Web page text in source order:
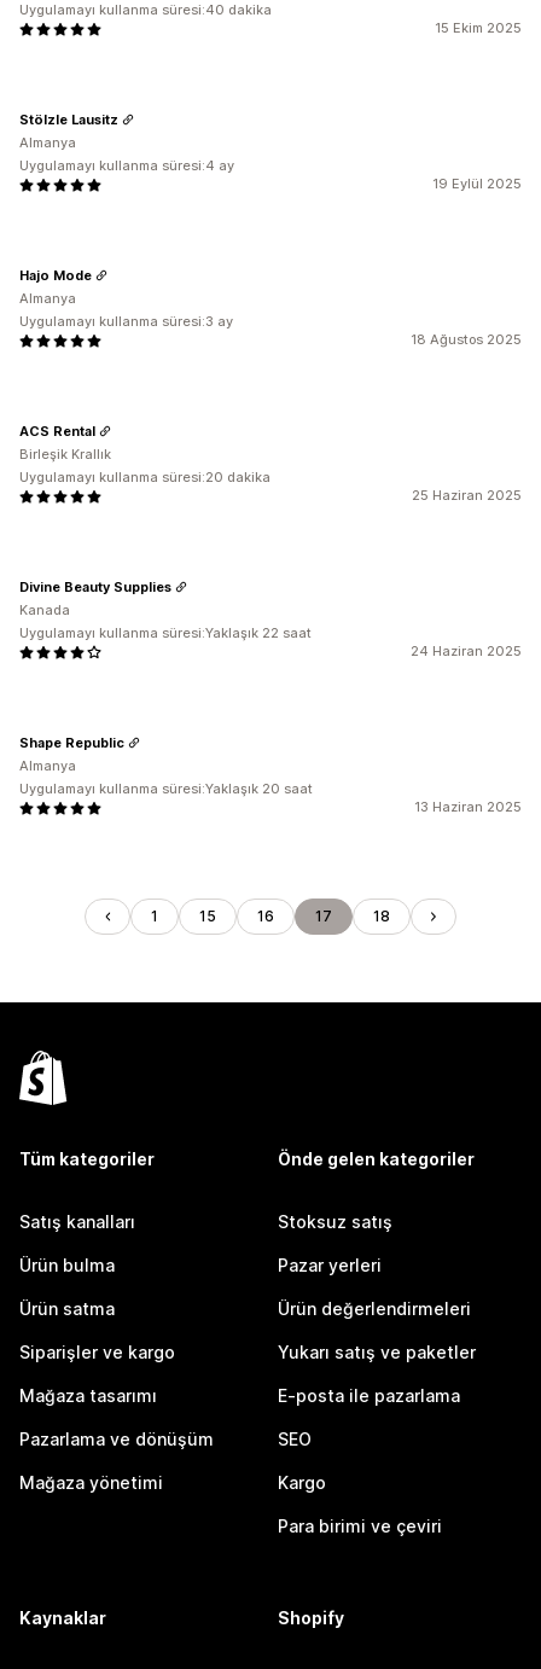
15 Ekim 2025
Uygulamayı kullanma süresi:40 dakika
19 Eylül 2025
Stölzle Lausitz
Almanya
Uygulamayı kullanma süresi:4 ay
18 Ağustos 2025
Hajo Mode
Almanya
Uygulamayı kullanma süresi:3 ay
25 Haziran 2025
ACS Rental
Birleşik Krallık
Uygulamayı kullanma süresi:20 dakika
24 Haziran 2025
Divine Beauty Supplies
Kanada
Uygulamayı kullanma süresi:Yaklaşık 22 saat
13 Haziran 2025
Shape Republic
Almanya
Uygulamayı kullanma süresi:Yaklaşık 20 saat
1 15 16 17 18
Tüm kategoriler
Satış kanalları
Ürün bulma
Ürün satma
Siparişler ve kargo
Mağaza tasarımı
Pazarlama ve dönüşüm
Mağaza yönetimi
Önde gelen kategoriler
Stoksuz satış
Pazar yerleri
Ürün değerlendirmeleri
Yukarı satış ve paketler
E-posta ile pazarlama
SEO
Kargo
Para birimi ve çeviri
Kaynaklar Shopify